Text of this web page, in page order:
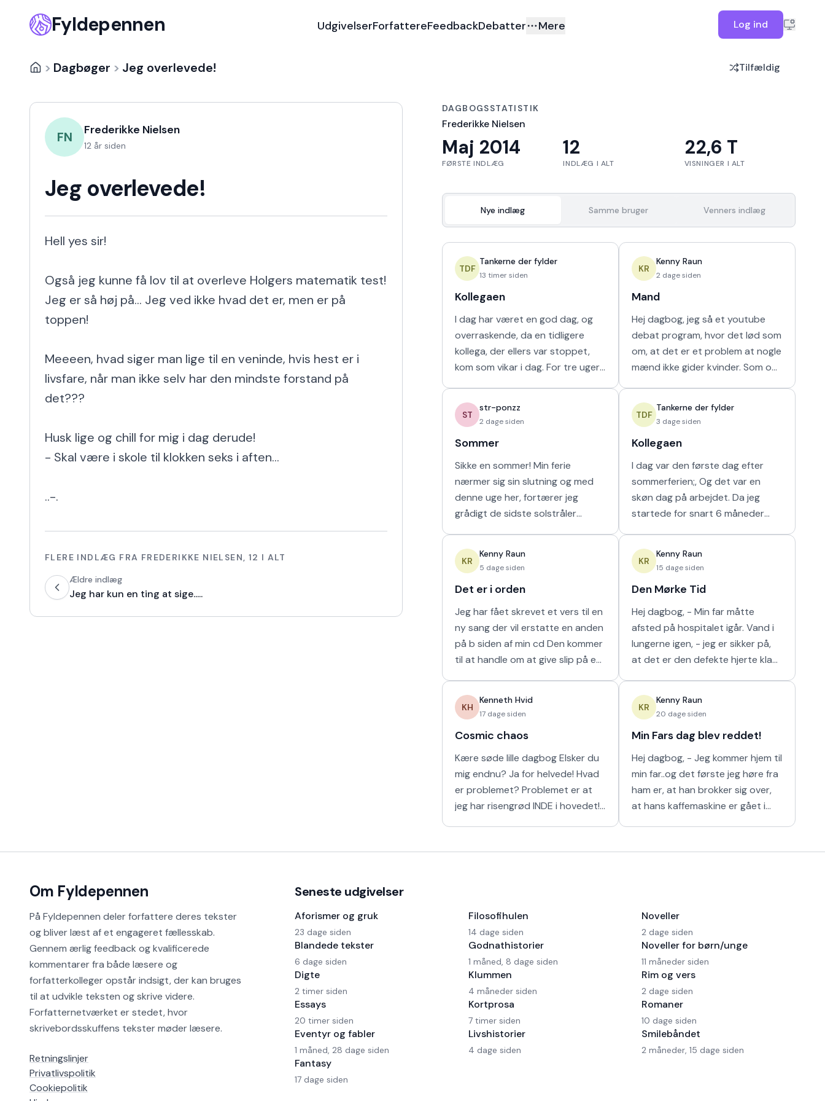
Fyldepennen UdgivelserForfattereFeedbackDebatter Mere Log ind
> Dagbøger > Jeg overlevede! Tilfældig
FN Frederikke Nielsen
12 år siden
Jeg overlevede!
Hell yes sir!
Også jeg kunne få lov til at overleve Holgers matematik test!
Jeg er så høj på... Jeg ved ikke hvad det er, men er på
toppen!
Meeeen, hvad siger man lige til en veninde, hvis hest er i
livsfare, når man ikke selv har den mindste forstand på
det???
Husk lige og chill for mig i dag derude!
- Skal være i skole til klokken seks i aften...
..-.
FLERE INDLÆG FRA FREDERIKKE NIELSEN, 12 I ALT
Ældre indlæg
Jeg har kun en ting at sige.....
DAGBOGSSTATISTIK
Frederikke Nielsen
Maj 2014
FØRSTE INDLÆG
12
INDLÆG I ALT
22,6 T
VISNINGER I ALT
Nye indlæg Samme bruger Venners indlæg
TDF
Tankerne der fylder
13 timer siden
Kollegaen
I dag har været en god dag, og
overraskende, da en tidligere
kollega, der ellers var stoppet,
kom som vikar i dag. For tre uger
havd
ST
str-ponzz
2 dage siden
Sommer
Sikke en sommer! Min ferie
nærmer sig sin slutning og med
denne uge her, fortærer jeg
grådigt de sidste solstråler
naturligvis er muligt m
KR
Kenny Raun
5 dage siden
Det er i orden
Jeg har fået skrevet et vers til en
ny sang der vil erstatte en anden
på b siden af min cd Den kommer
til at handle om at give slip på en
KH
Kenneth Hvid
17 dage siden
Cosmic chaos
Kære søde lille dagbog Elsker du
mig endnu? Ja for helvede! Hvad
er problemet? Problemet er at
jeg har risengrød INDE i hovedet!
KR
Kenny Raun
2 dage siden
Mand
Hej dagbog, jeg så et youtube
debat program, hvor det lød som
om, at det er et problem at nogle
mænd ikke gider kvinder. Som om
vende den
TDF
Tankerne der fylder
3 dage siden
Kollegaen
I dag var den første dag efter
sommerferien;, Og det var en
skøn dag på arbejdet. Da jeg
startede for snart 6 måneder
naturligt hur
KR
Kenny Raun
15 dage siden
Den Mørke Tid
Hej dagbog, - Min far måtte
afsted på hospitalet igår. Vand i
lungerne igen, - jeg er sikker på,
at det er den defekte hjerte klap
viser
KR
Kenny Raun
20 dage siden
Min Fars dag blev reddet!
Hej dagbog, - Jeg kommer hjem til
min far..og det første jeg høre fra
ham er, at han brokker sig over,
at hans kaffemaskine er gået i
Om Fyldepennen
På Fyldepennen deler forfattere deres tekster
og bliver læst af et engageret fællesskab.
Gennem ærlig feedback og kvalificerede
kommentarer fra både læsere og
forfatterkolleger opstår indsigt, der kan bruges
til at udvikle teksten og skrive videre.
Forfatternetværket er stedet, hvor
skrivebordsskuffens tekster møder læsere.
Retningslinjer
Privatlivspolitik
Cookiepolitik
Seneste udgivelser
Aforismer og gruk
23 dage siden
Blandede tekster
6 dage siden
Digte
2 timer siden
Essays
20 timer siden
Eventyr og fabler
1 måned, 28 dage siden
Fantasy
17 dage siden
Filosofihulen
14 dage siden
Godnathistorier
1 måned, 8 dage siden
Klummen
4 måneder siden
Kortprosa
7 timer siden
Livshistorier
4 dage siden
Noveller
2 dage siden
Noveller for børn/unge
11 måneder siden
Rim og vers
2 dage siden
Romaner
10 dage siden
Smilebåndet
2 måneder, 15 dage siden